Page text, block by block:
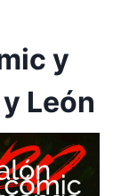
y
León